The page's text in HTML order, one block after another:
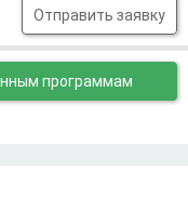
Отправить заявку
программам